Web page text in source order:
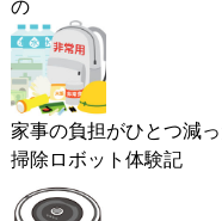
の
家事の負担がひとつ減
掃除ロボット体験記